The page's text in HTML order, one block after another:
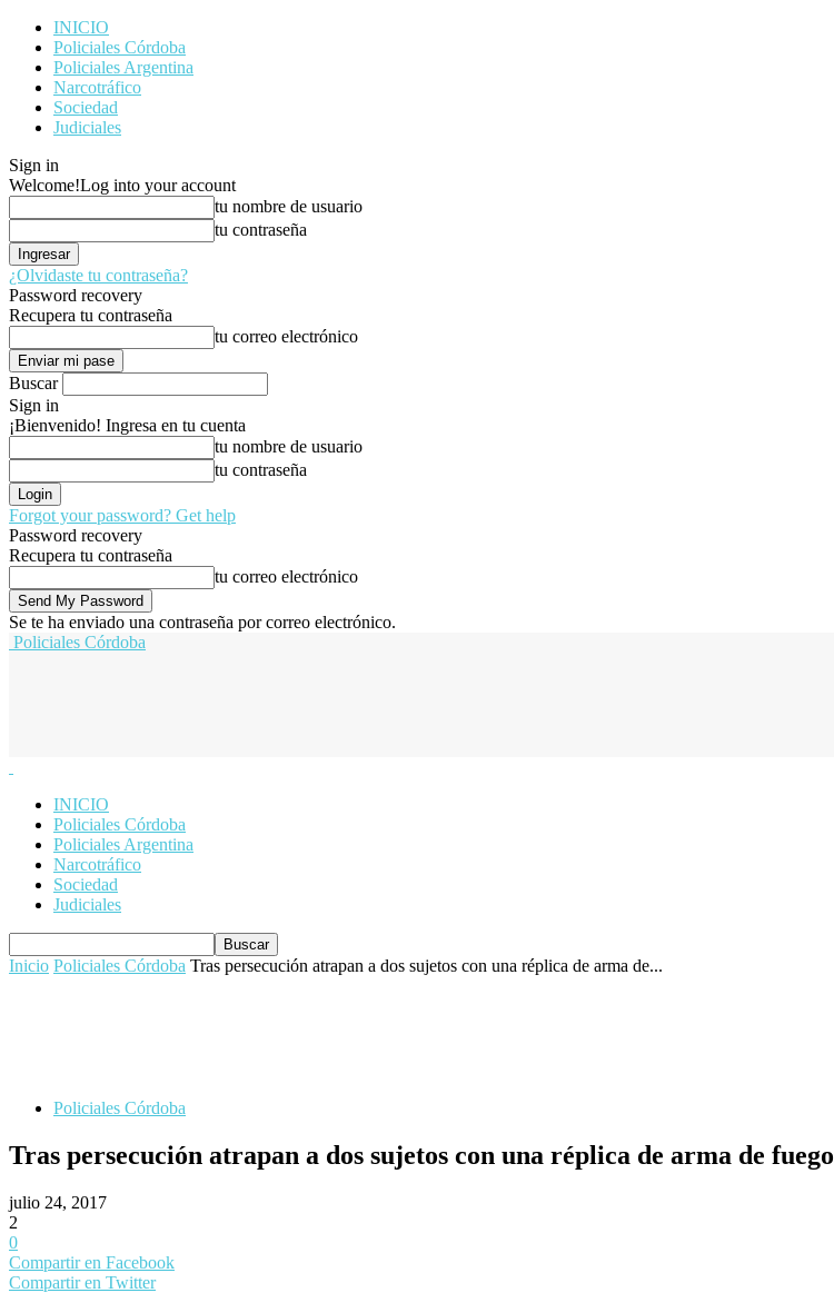
INICIO
Policiales Córdoba
Policiales Argentina
Narcotráfico
Sociedad
Judiciales
Sign in
Welcome!Log into your account
tu nombre de usuario
tu contraseña
¿Olvidaste tu contraseña?
Password recovery
Recupera tu contraseña
tu correo electrónico
Buscar
Sign in
¡Bienvenido! Ingresa en tu cuenta
tu nombre de usuario
tu contraseña
Forgot your password? Get help
Password recovery
Recupera tu contraseña
tu correo electrónico
Se te ha enviado una contraseña por correo electrónico.
Policiales Córdoba
INICIO
Policiales Córdoba
Policiales Argentina
Narcotráfico
Sociedad
Judiciales
Inicio Policiales Córdoba Tras persecución atrapan a dos sujetos con una réplica de arma de...
Policiales Córdoba
Tras persecución atrapan a dos sujetos con una réplica de arma de fuego
julio 24, 2017
2
0
Compartir en Facebook
Compartir en Twitter